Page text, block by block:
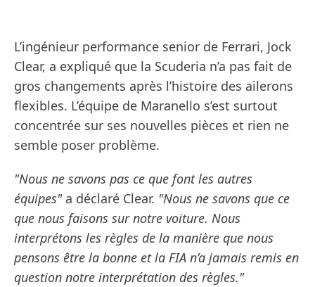
L’ingénieur performance senior de Ferrari, Jock
Clear, a expliqué que la Scuderia n’a pas fait de
gros changements après l’histoire des ailerons
flexibles. L’équipe de Maranello s’est surtout
concentrée sur ses nouvelles pièces et rien ne
semble poser problème.
"Nous ne savons pas ce que font les autres
équipes" a déclaré Clear. "Nous ne savons que ce
que nous faisons sur notre voiture. Nous
interprétons les règles de la manière que nous
pensons être la bonne et la FIA n’a jamais remis en
question notre interprétation des règles."